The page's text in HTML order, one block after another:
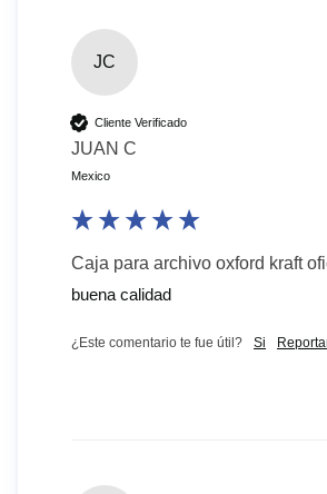
JC
Cliente Verificado
JUAN C
Mexico
Caja para archivo oxford kraft
buena calidad
¿Este comentario te fue útil? Si